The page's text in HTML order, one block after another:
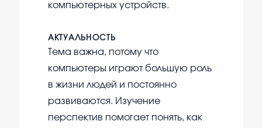
компьютерных устройств.
АКТУАЛЬНОСТЬ
Тема важна, потому что
компьютеры играют большую роль
в жизни людей и постоянно
развиваются. Изучение
перспектив помогает понять, как